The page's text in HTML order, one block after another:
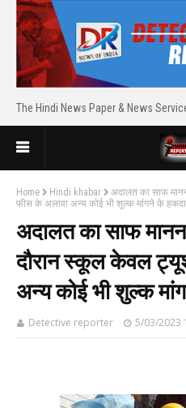
The Hindi News Paper & News
Home Hindi khabar
अदालत का साफ
फीस के अलावा अन्य कोई भी शुल्क मांगने के
अदालत का साफ
दौरान स्कूल केवल
अन्य कोई भी शुल्क
Detective reporter 5/03/2023